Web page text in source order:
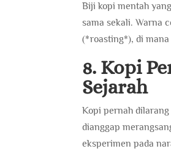
Biji kopi mentah
sama sekali. Warna
(*roasting*), di
8. Kopi
Sejarah
Kopi pernah
dianggap
eksperimen pada